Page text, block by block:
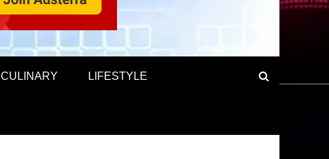
CULINARY LIFESTYLE